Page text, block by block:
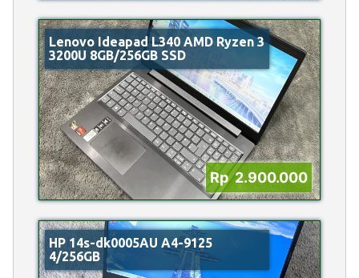
Lenovo Ideapad L340 AMD Ryzen 3
3200U 8GB/256GB SSD
Rp 2.900.000
HP 14s-dk0005AU A4-9125
4/256GB